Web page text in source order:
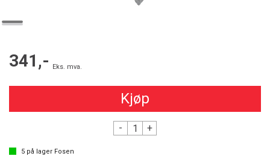
341,- Eks. mva.
Kjøp
- +
5 på lager Fosen